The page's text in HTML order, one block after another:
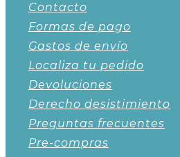
Contacto
Formas de pago
Gastos de envío
Localiza tu pedido
Devoluciones
Derecho desistimiento
Preguntas frecuentes
Pre-compras